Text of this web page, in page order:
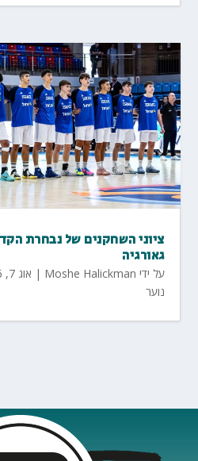
ציוני השחקנים של נבחרת
גאורגיה
על ידי Moshe Halickman
| אוג 7, 2026
נוער